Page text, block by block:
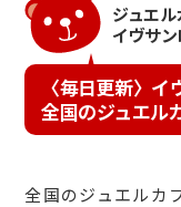
ジュエ
イヴサ
〈毎日更新〉
全国のジュエル
全国のジュエルカ